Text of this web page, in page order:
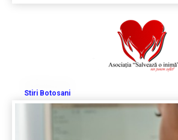
Stiri Botosani